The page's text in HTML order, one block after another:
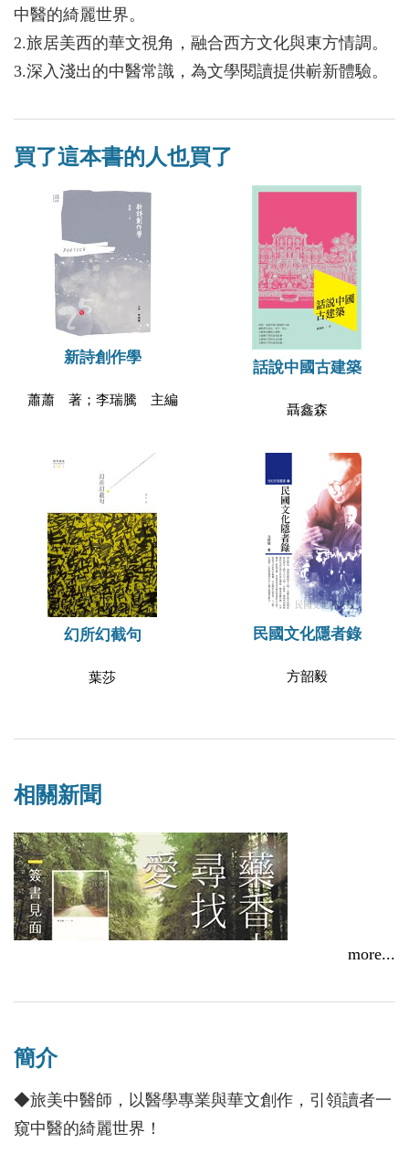
中醫的綺麗世界。
2.旅居美西的華文視角，融合西方文化與東方情調。
3.深入淺出的中醫常識，為文學閱讀提供嶄新體驗。
買了這本書的人也買了
新詩創作學
蕭蕭 著；李瑞騰 主編
話說中國古建築
聶鑫森
幻所幻截句
葉莎
民國文化隱者錄
方韶毅
相關新聞
作者林大棟中醫師，自美返台唯一見面簽名會！
2018/03/16
more...
簡介
◆旅美中醫師，以醫學專業與華文創作，引領讀者一
窺中醫的綺麗世界！